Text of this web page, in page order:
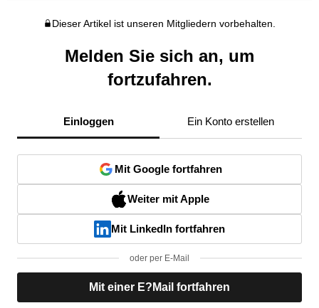
Dieser Artikel ist unseren Mitgliedern vorbehalten.
Melden Sie sich an, um
fortzufahren.
Einloggen Ein Konto erstellen
Mit Google fortfahren
Weiter mit Apple
Mit LinkedIn fortfahren
oder per E-Mail
Mit einer E?Mail fortfahren